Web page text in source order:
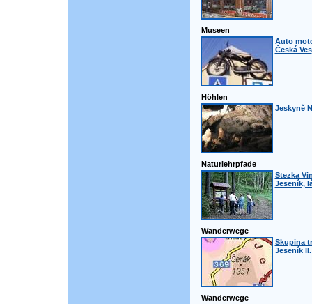
Museen
Auto
Česká Ves
Höhlen
Jeskyně
Naturlehrpfade
Stezka
Jeseník,
Wanderwege
Skupina
Jeseník II.
Wanderwege